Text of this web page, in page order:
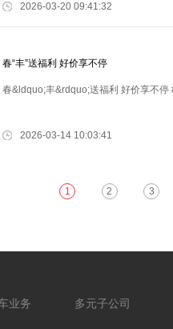
2026-03-20 09:41:32
春“丰”送福利 好价享不停
春&ldquo;丰&rdquo;送福利 好价享不
2026-03-14 10:03:41
1 2 3
业务 多元子公司